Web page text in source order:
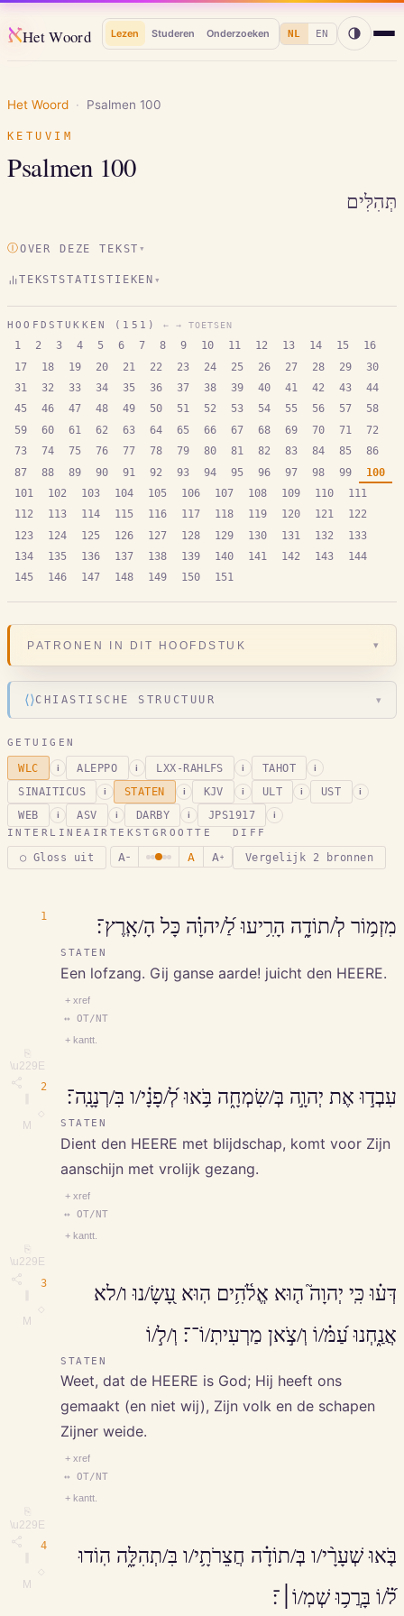
אHet Woord Lezen Studeren Onderzoeken NL EN
Het Woord · Psalmen 100
KETUVIM
Psalmen 100
תְּהִלִּים
ⒾOVER DEZE TEKST ▾
TEKSTSTATISTIEKEN ▾
HOOFDSTUKKEN ( 151 ) ← → TOETSEN
1 2 3 4 5 6 7 8 9 10 11 12 13 14 15
16
17
18 19 20 21 22 23 24 25 26 27 28 29
30
31
32 33 34 35 36 37 38 39 40 41 42 43
44
45
46 47 48 49 50 51 52 53 54 55 56 57
58
59
60 61 62 63 64 65 66 67 68 69 70 71
72
73
74 75 76 77 78 79 80 81 82 83 84 85
86
87
88 89 90 91 92 93 94 95 96 97 98 99
100
101
102 103 104 105 106 107 108 109 110
111
112
113 114 115 116 117 118 119 120 121
122
123
124 125 126 127 128 129 130 131 132
133
134
135 136 137 138 139 140 141 142 143
144
145
146 147 148 149 150 151
PATRONEN IN DIT HOOFDSTUK ▾
⟨⟩CHIASTISCHE STRUCTUUR ▾
GETUIGEN
WLC i ALEPPO i LXX-RAHLFS i TAHOT i
SINAITICUS i STATEN i KJV i ULT i UST i
WEB i ASV i DARBY i JPS1917 i
INTERLINEAIR
○ Gloss uit
TEKSTGROOTTE
A − A A +
DIFF
Vergelijk 2 bronnen
1
⎘
\u229E
M
מִזְמ֥וֹר לְ/תוֹדָ֑ה הָרִ֥יעוּ לַ֝/יהוָ֗ה כָּל הָ/אָֽרֶץ־׃
STATEN
Een lofzang. Gij ganse aarde! juicht den HEERE.
+ xref
↔ OT/NT
+ kantt.
2
⎘
\u229E
M
עִבְד֣וּ אֶת יְהוָ֣ה בְּ/שִׂמְחָ֑ה בֹּ֥אוּ לְ֝/פָנָ֗י/ו בִּ/רְנָנָֽה־׃
STATEN
Dient den HEERE met blijdschap, komt voor Zijn
aanschijn met vrolijk gezang.
+ xref
↔ OT/NT
+ kantt.
3
⎘
\u229E
M
דְּע֗וּ כִּֽי יְהוָה֮ ה֤וּא אֱלֹ֫הִ֥ים הֽוּא עָ֭שָׂ/נוּ ו/לא
אֲנַ֑חְנוּ עַ֝מּ֗/וֹ וְ/צֹ֣אן מַרְעִיתֽ/וֹ־־׃ וְ/ל֣/וֹ
STATEN
Weet, dat de HEERE is God; Hij heeft ons
gemaakt (en niet wij), Zijn volk en de schapen
Zijner weide.
+ xref
↔ OT/NT
+ kantt.
4
בֹּ֤אוּ שְׁעָרָ֨י/ו בְּ/תוֹדָ֗ה חֲצֵרֹתָ֥י/ו בִּ/תְהִלָּ֑ה הֽוֹדוּ
ל֝֗/וֹ בָּרֲכ֥וּ שְׁמֽ/וֹ׀־׃